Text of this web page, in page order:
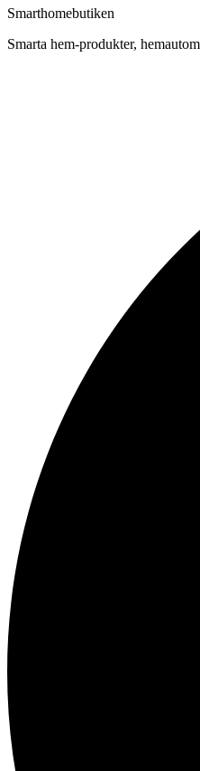
Smarthomebutiken
Smarta hem-produkter,